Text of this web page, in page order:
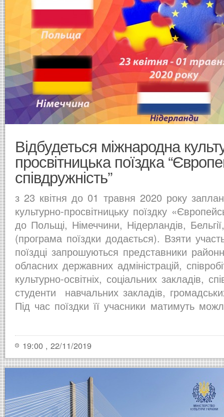
Відбудеться міжнародна
просвітницька поїздка
співдружність”
з 23 квітня до 01 травня 2020 року
культурно-просвітницьку поїздку
до Польщі, Німеччини, Нідерландів,
(програма поїздки додається). Взяти
поїздці запрошуються представники
обласних державних адміністрацій,
культурно-освітніх, соціальних закладів,
студенти навчальних закладів,
Під час поїздки її учасники матимуть
19:00 , 22/11/2019